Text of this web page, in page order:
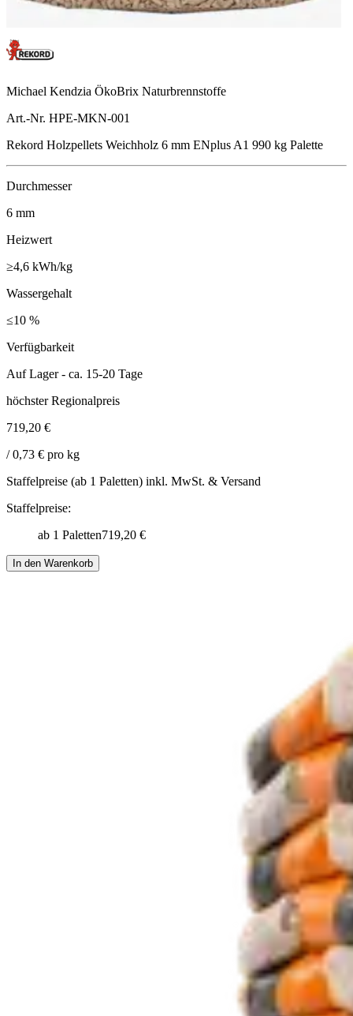
Michael Kendzia ÖkoBrix Naturbrennstoffe
Art.-Nr. HPE-MKN-001
Rekord Holzpellets Weichholz 6 mm ENplus A1 990 kg Palette
Durchmesser
6 mm
Heizwert
≥4,6 kWh/kg
Wassergehalt
≤10 %
Verfügbarkeit
Auf Lager - ca. 15-20 Tage
höchster Regionalpreis
719,20 €
/ 0,73 € pro kg
Staffelpreise (ab 1 Paletten) inkl. MwSt. & Versand
Staffelpreise:
ab 1 Paletten719,20 €
In den Warenkorb